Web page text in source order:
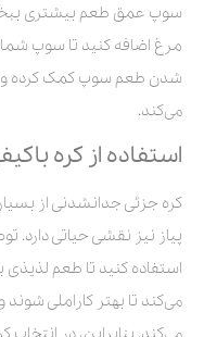
سوپ عمق طعم بیشتری
مرغ اضافه کنید تا سوپ شما
شدن طعم سوپ کمک کرده و
می‌کند.
استفاده از کره
کره جزئی جدانشدنی از
پیاز نیز نقشی حیاتی دارد.
استفاده کنید تا طعم
می‌کند تا بهتر کاراملی